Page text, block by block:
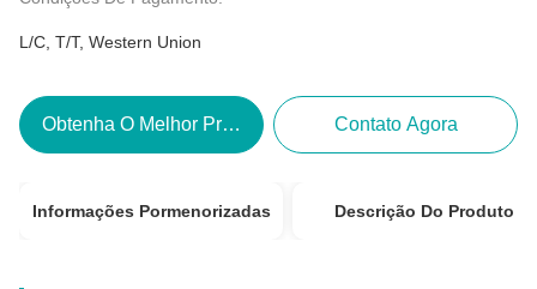
L/C, T/T, Western Union
Obtenha O Melhor Preço Contato Agora
Informações Pormenorizadas Descrição Do Produto